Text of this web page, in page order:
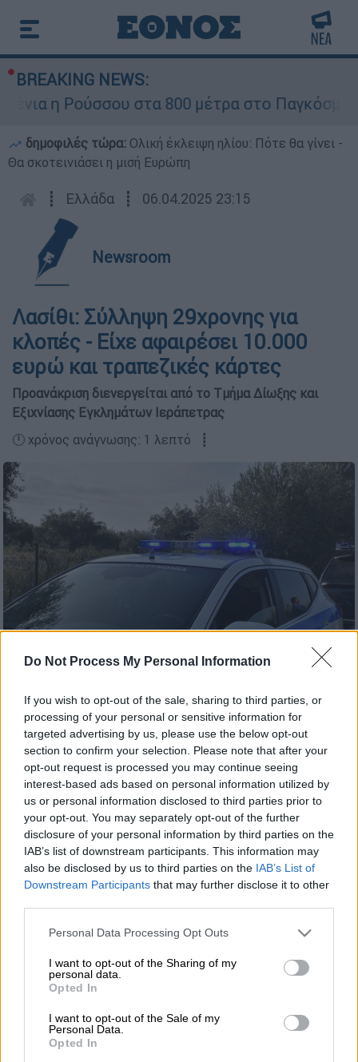
Do Not Process My Personal Information
If you wish to opt-out of the sale, sharing to third parties, or
processing of your personal or sensitive information for
targeted advertising by us, please use the below opt-out
section to confirm your selection. Please note that after your
opt-out request is processed you may continue seeing
interest-based ads based on personal information utilized by
us or personal information disclosed to third parties prior to
your opt-out. You may separately opt-out of the further
disclosure of your personal information by third parties on the
IAB’s list of downstream participants. This information may
also be disclosed by us to third parties on the IAB’s List of
Downstream Participants that may further disclose it to other
Please note that this website/app uses one or more Google
not limited to your visit or usage behaviour. You may click to
grant or deny consent to Google and its third-party tags to
use your data for below specified purposes in below Google
consent section.
Personal Data Processing Opt Outs
I want to opt-out of the Sharing of my
personal data.
Opted In
I want to opt-out of the Sale of my
Personal Data.
Opted In
BREAKING NEWS:
η Ρούσσου στα 800 μέτρα στο Παγκόσμιο
δημοφιλές τώρα: Ολική έκλειψη ηλίου: Πότε θα γίνει -
Θα σκοτεινιάσει η μισή Ευρώπη
┋ Ελλάδα ┋ 06.04.2025 23:15
Newsroom
Λασίθι: Σύλληψη 29χρονης για
κλοπές - Είχε αφαιρέσει 10.000
ευρώ και τραπεζικές κάρτες
Προανάκριση διενεργείται από το Τμήμα Δίωξης και
Εξιχνίασης Εγκλημάτων Ιεράπετρας
🕛 χρόνος ανάγνωσης: 1 λεπτό ┋
Προσθέστε το ΕΘΝΟΣ στη Google
Στη σύλληψη 29χρονης που κατηγορείται για
κλοπές, προχώρησαν χθες (05.04.2025) το
απόγευμα αστυνομικοί τουΤμήματος Δίωξης
και Εξιχνίασης Εγκλημάτων Ιεράπετρας.
Σύμφωνα με τηναστυνομία, ησύλληψητης
έγινε μετά από καταγγελία γυναίκας, ότι
άγνωστο άτομο είχε εισέλθει στην οικία της
χθες και είχε αφαιρέσει το πορτοφόλι της,
το οποίο περιείχε τραπεζικές κάρτες και εν
συνεχεία πραγματοποίησε ανάληψη του
ποσού των 740 ευρώ.
ΔΙΑΒΑΣΤΕ ΕΠΙΣΗΣ